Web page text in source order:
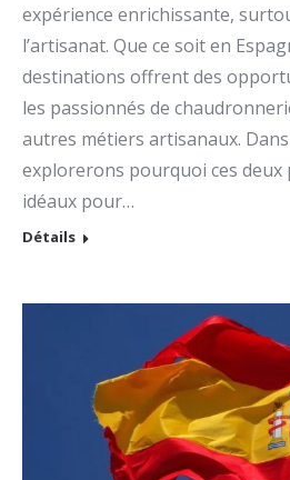
expérience enrichissante,
l’artisanat. Que ce soit en
destinations offrent des
les passionnés de
autres métiers artisanaux.
explorerons pourquoi ces deux
idéaux pour…
Détails